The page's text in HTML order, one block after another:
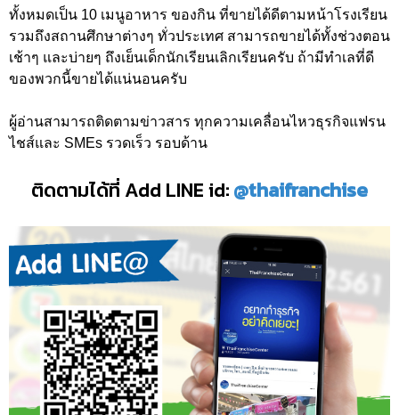
ทั้งหมดเป็น 10 เมนูอาหาร ของกิน ที่ขายได้ดีตามหน้าโรงเรียน
รวมถึงสถานศึกษาต่างๆ ทั่วประเทศ สามารถขายได้ทั้งช่วงตอน
เช้าๆ และบ่ายๆ ถึงเย็นเด็กนักเรียนเลิกเรียนครับ ถ้ามีทำเลที่ดี
ของพวกนี้ขายได้แน่นอนครับ
ผู้อ่านสามารถติดตามข่าวสาร ทุกความเคลื่อนไหวธุรกิจแฟรน
ไชส์และ SMEs รวดเร็ว รอบด้าน
ติดตามได้ที่ Add LINE id:@thaifranchise